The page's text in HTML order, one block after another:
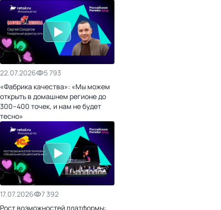
22.07.2026
5 793
«Фабрика качества»: «Мы можем
открыть в домашнем регионе до
300–400 точек, и нам не будет
тесно»
17.07.2026
7 392
Рост возможностей платформы: